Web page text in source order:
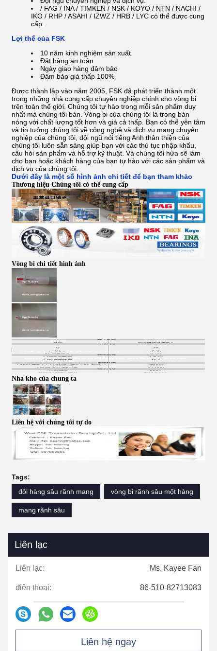
/ FAG / INA / TIMKEN / NSK / KOYO / NTN / NACHI /
IKO / RHP / ASAHI / IZWZ / HRB / LYC có thể được cung
cấp.
Lợi thế của FSK
10 năm kinh nghiệm sản xuất
Đặt hàng an toàn
Ngày giao hàng đảm bảo
Đảm bảo giá thấp 100%
Được thành lập vào năm 2005, FSK đã phát triển thành một
trong những nhà cung cấp chuyên nghiệp chính cho vòng bi
trên toàn thế giới. Chúng tôi tự hào trong mỗi sản phẩm duy
nhất mà chúng tôi bán. Vòng bi của chúng tôi là trong bán
nóng với chất lượng tốt hơn và giá cả thấp. Bạn có thể yên tâm
và tin tưởng chúng tôi về công nghệ và dịch vụ mang chuyên
nghiệp của chúng tôi, đội ngũ nói tiếng Anh thân thiện của
chúng tôi luôn sẵn sàng giúp bạn với các thủ tục nhập khẩu,
câu hỏi sản phẩm và hỗ trợ kỹ thuật. Và chúng tôi hứa sẽ làm
cho bạn hoặc khách hàng của bạn tự hào với các sản phẩm và
dịch vụ của chúng tôi.
Dưới đây là một số hình ảnh chi tiết để bạn tham khảo
Thương hiệu Chúng tôi có thể cung cấp
Vòng bi chi tiết hình ảnh
Nha kho của chung ta
Liên hệ với chúng tôi tự do
Tags:
đôi hàng sâu rãnh mang
vòng bi rãnh sâu một hàng
mang rãnh sâu
Liên lạc
Liên lạc: Ms. Kayee Fan
điện thoại: 86-510-82713083
Liên hệ ngay